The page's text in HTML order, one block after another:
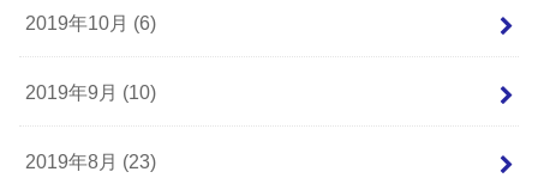
2019年10月 (6)
2019年9月 (10)
2019年8月 (23)